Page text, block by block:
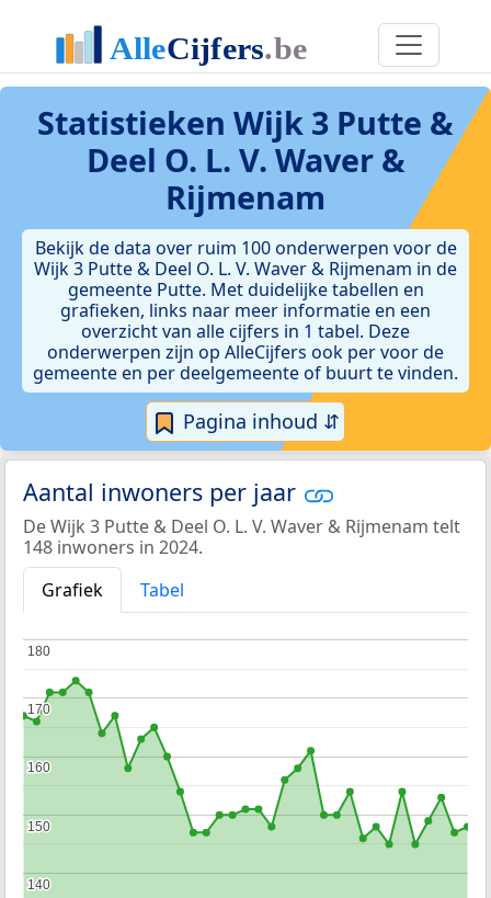
Statistieken Wijk 3 Putte &
Deel O. L. V. Waver &
Rijmenam
Bekijk de data over ruim 100 onderwerpen voor de
Wijk 3 Putte & Deel O. L. V. Waver & Rijmenam in de
gemeente Putte. Met duidelijke tabellen en
grafieken, links naar meer informatie en een
overzicht van alle cijfers in 1 tabel. Deze
onderwerpen zijn op AlleCijfers ook per voor de
gemeente en per deelgemeente of buurt te vinden.
Pagina inhoud ⇵
Aantal inwoners per jaar
De Wijk 3 Putte & Deel O. L. V. Waver & Rijmenam telt
148 inwoners in 2024.
Grafiek
Tabel
140
140
150
150
160
160
170
170
180
180